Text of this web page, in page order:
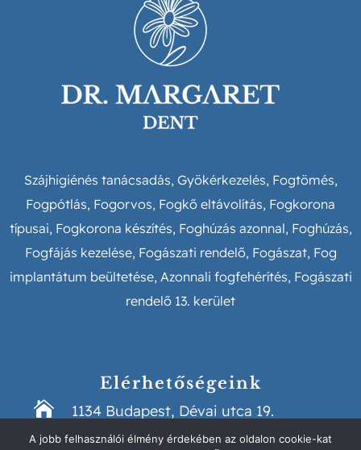
Szájhigiénés tanácsadás, Gyökérkezelés, Fogtömés,
Fogpótlás, Fogorvos, Fogkő eltávolítás, Fogkorona
típusai, Fogkorona készítés, Foghúzás azonnal, Foghúzás,
Fogfájás kezelése, Fogászati rendelő, Fogászat, Fog
implantátum beültetése, Azonnali fogfehérítés, Fogászati
rendelő 13. kerület
Elérhetőségeink
 1134 Budapest, Dévai utca 19.
 info@drmargaretdent.hu
A jobb felhasználói élmény érdekében az oldalon cookie-kat